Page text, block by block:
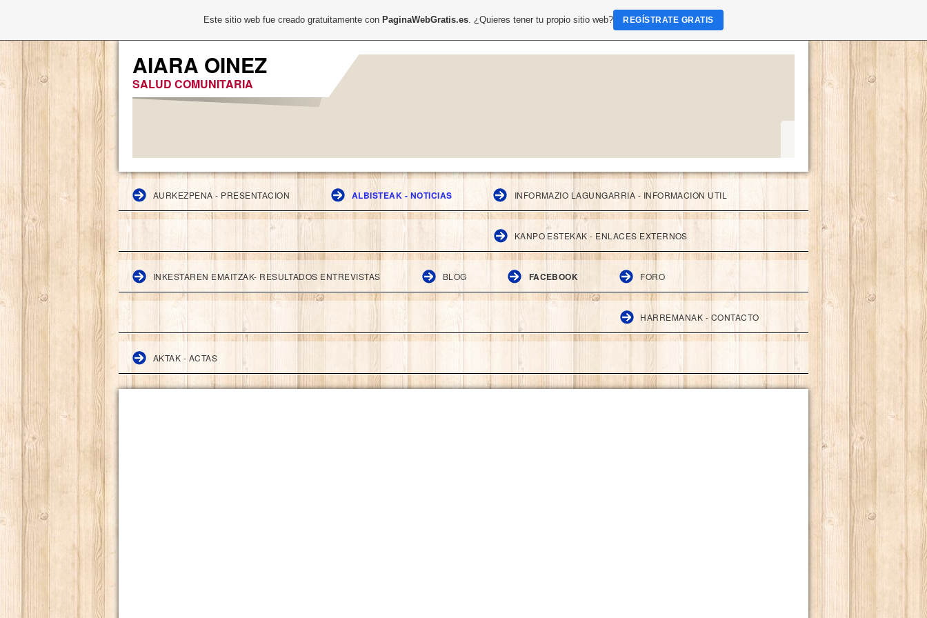
AIARA OINEZ
SALUD COMUNITARIA
AURKEZPENA - PRESENTACION ALBISTEAK - NOTICIAS INFORMAZIO LAGUNGARRIA - INFORMACION UTIL
KANPO ESTEKAK - ENLACES EXTERNOS
INKESTAREN EMAITZAK- RESULTADOS ENTREVISTAS BLOG FACEBOOK FORO
HARREMANAK - CONTACTO
AKTAK - ACTAS
Este sitio web fue creado gratuitamente con PaginaWebGratis.es. ¿Quieres tener tu propio sitio web? REGÍSTRATE GRATIS